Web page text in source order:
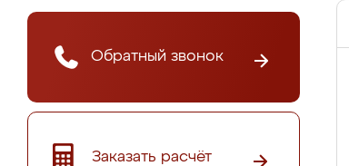
Обратный звонок
Заказать расчёт